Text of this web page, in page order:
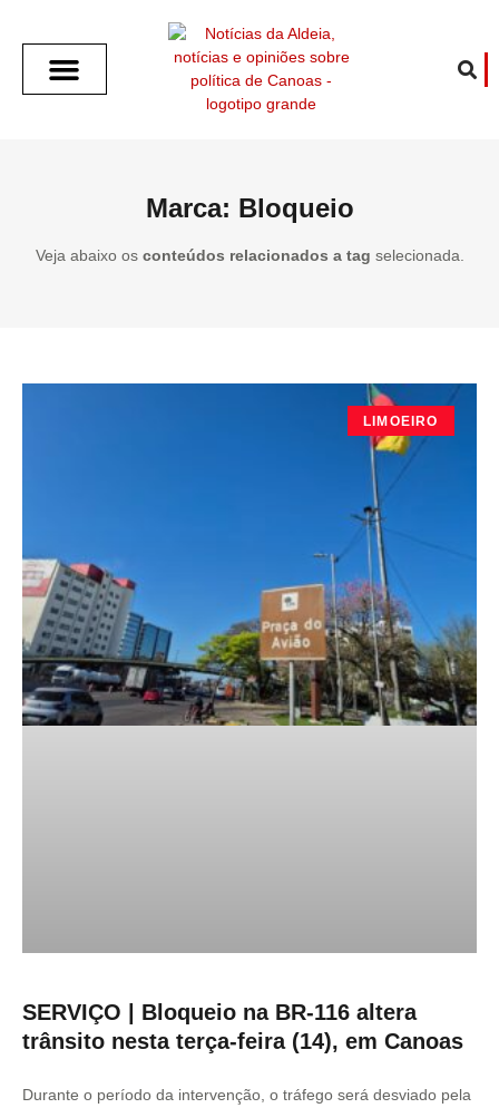
Marca: Bloqueio
Veja abaixo os conteúdos relacionados a tag selecionada.
LIMOEIRO
SERVIÇO | Bloqueio na BR-116 altera
trânsito nesta terça-feira (14), em Canoas
Durante o período da intervenção, o tráfego será desviado pela